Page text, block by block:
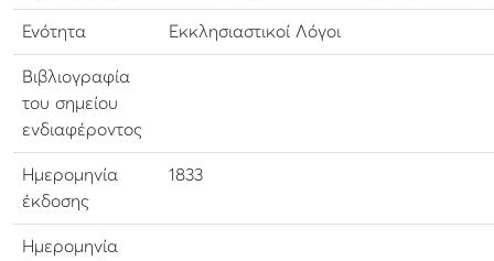
Ενότητα Εκκλησιαστικοί Λόγοι
Βιβλιογραφία
του σημείου
ενδιαφέροντος
Ημερομηνία
έκδοσης
1833
Ημερομηνία